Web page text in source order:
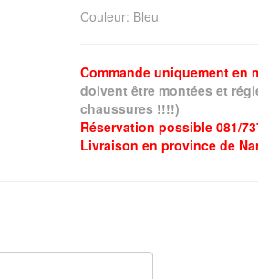
Couleur: Bleu
Commande uniquement en
doivent être montées et
chaussures !!!!)
Réservation possible 081/
Livraison en province de